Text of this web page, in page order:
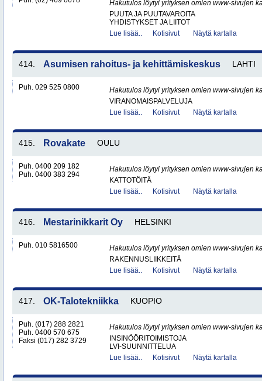
Hakutulos löytyi yrityksen omien www-sivujen
PUUTA JA PUUTAVAROITA
YHDISTYKSET JA LIITOT
Lue lisää..
Kotisivut Näytä kartalla
414. Asumisen rahoitus- ja kehittämiskeskus LAHTI
Puh. 029 525 0800
Hakutulos löytyi yrityksen omien www-sivujen
VIRANOMAISPALVELUJA
Lue lisää..
Kotisivut Näytä kartalla
415. Rovakate OULU
Puh. 0400 209 182
Puh. 0400 383 294
Hakutulos löytyi yrityksen omien www-sivujen
KATTOTÖITÄ
Lue lisää..
Kotisivut Näytä kartalla
416. Mestarinikkarit Oy HELSINKI
Puh. 010 5816500
Hakutulos löytyi yrityksen omien www-sivujen
RAKENNUSLIIKKEITÄ
Lue lisää..
Kotisivut Näytä kartalla
417. OK-Talotekniikka KUOPIO
Puh. (017) 288 2821
Puh. 0400 570 675
Faksi (017) 282 3729
Hakutulos löytyi yrityksen omien www-sivujen
INSINÖÖRITOIMISTOJA
LVI-SUUNNITTELUA
Lue lisää..
Kotisivut Näytä kartalla